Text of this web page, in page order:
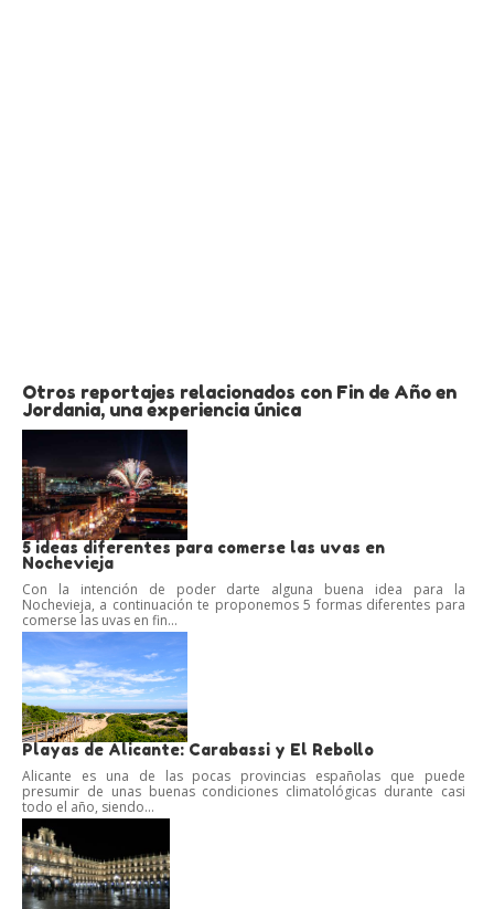
Otros reportajes relacionados con Fin de Año en
Jordania, una experiencia única
5 ideas diferentes para comerse las uvas en
Nochevieja
Con la intención de poder darte alguna buena idea para la
Nochevieja, a continuación te proponemos 5 formas diferentes para
comerse las uvas en fin...
Playas de Alicante: Carabassi y El Rebollo
Alicante es una de las pocas provincias españolas que puede
presumir de unas buenas condiciones climatológicas durante casi
todo el año, siendo...